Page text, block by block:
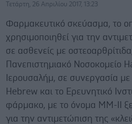
Τετάρτη, 26 Απριλίου 2017, 13:23
Φαρμακευτικό σκεύασμα, το
χρησιμοποιηθεί για την
σε ασθενείς με
Πανεπιστημιακό Νοσοκομείο
Ιερουσαλήμ, σε συνεργασία
Hebrew και το Ερευνητικό
φάρμακο, με το όνομα ΜΜ-ΙΙ
για την αντιμετώπιση της